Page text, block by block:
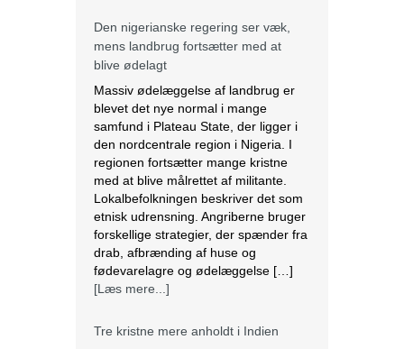
regionen fortsætter mange kristne
med at blive målrettet af militante.
Lokalbefolkningen beskriver det som
etnisk udrensning. Angriberne bruger
forskellige strategier, der spænder fra
drab, afbrænding af huse og
fødevarelagre og ødelæggelse […]
[Læs mere...]
Tre kristne mere anholdt i Indien
Sidste torsdag blev tre kristne
fængslet, efter at de var blevet
angrebet af en pøbel af radikale
hinduistiske nationalister i Uttar
Pradesh, Indien. Over et dusin kristne
under falske anklager om anti-